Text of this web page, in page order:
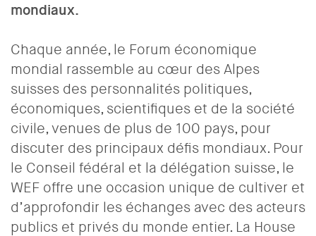
mondiaux.
Chaque année, le Forum économique
mondial rassemble au cœur des Alpes
suisses des personnalités politiques,
économiques, scientifiques et de la société
civile, venues de plus de 100 pays, pour
discuter des principaux défis mondiaux. Pour
le Conseil fédéral et la délégation suisse, le
WEF offre une occasion unique de cultiver et
d’approfondir les échanges avec des acteurs
publics et privés du monde entier. La House